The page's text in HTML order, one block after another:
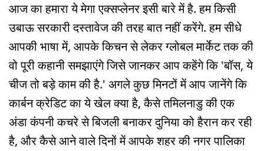
आज का हमारा ये मेगा एक्सप्लेनर इसी बारे में है. हम किसी
उबाऊ सरकारी दस्तावेज की तरह बात नहीं करेंगे. हम सीधे
आपकी भाषा में, आपके किचन से लेकर ग्लोबल मार्केट तक की
वो पूरी कहानी समझाएंगे जिसे जानकर आप कहेंगे कि 'बॉस, ये
चीज तो बड़े काम की है.' अगले कुछ मिनटों में आप जानेंगे कि
कार्बन क्रेडिट का ये खेल क्या है, कैसे तमिलनाडु की एक
अंडा कंपनी कचरे से बिजली बनाकर दुनिया को हैरान कर रही
है, और कैसे आने वाले दिनों में आपके शहर की नगर पालिका